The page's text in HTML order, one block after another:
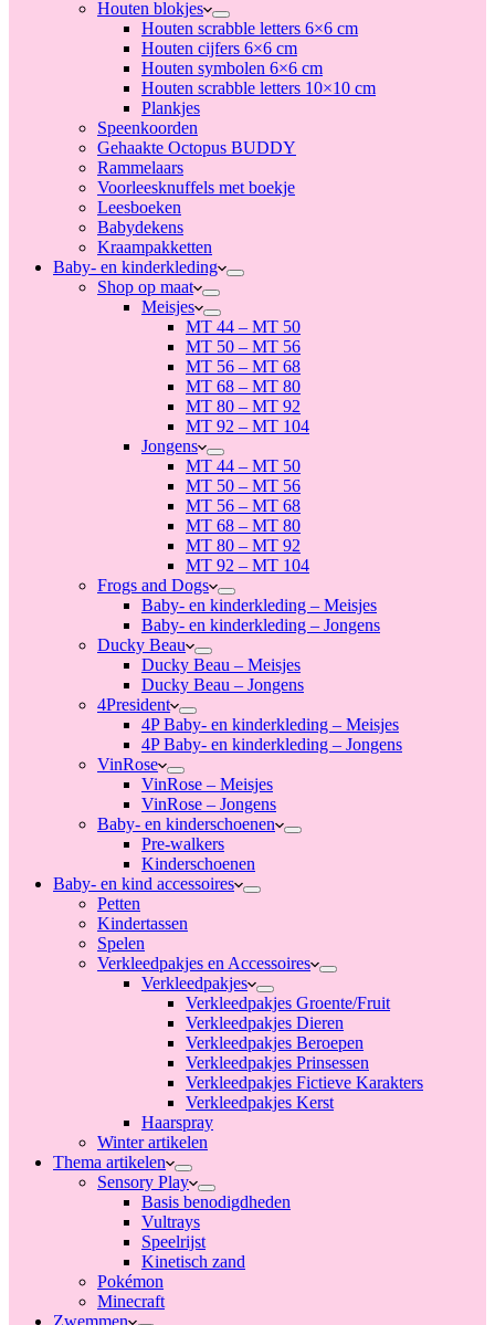
Houten blokjes
Houten scrabble letters 6×6 cm
Houten cijfers 6×6 cm
Houten symbolen 6×6 cm
Houten scrabble letters 10×10 cm
Plankjes
Speenkoorden
Gehaakte Octopus BUDDY
Rammelaars
Voorleesknuffels met boekje
Leesboeken
Babydekens
Kraampakketten
Baby- en kinderkleding
Shop op maat
Meisjes
MT 44 – MT 50
MT 50 – MT 56
MT 56 – MT 68
MT 68 – MT 80
MT 80 – MT 92
MT 92 – MT 104
Jongens
MT 44 – MT 50
MT 50 – MT 56
MT 56 – MT 68
MT 68 – MT 80
MT 80 – MT 92
MT 92 – MT 104
Frogs and Dogs
Baby- en kinderkleding – Meisjes
Baby- en kinderkleding – Jongens
Ducky Beau
Ducky Beau – Meisjes
Ducky Beau – Jongens
4President
4P Baby- en kinderkleding – Meisjes
4P Baby- en kinderkleding – Jongens
VinRose
VinRose – Meisjes
VinRose – Jongens
Baby- en kinderschoenen
Pre-walkers
Kinderschoenen
Baby- en kind accessoires
Petten
Kindertassen
Spelen
Verkleedpakjes en Accessoires
Verkleedpakjes
Verkleedpakjes Groente/Fruit
Verkleedpakjes Dieren
Verkleedpakjes Beroepen
Verkleedpakjes Prinsessen
Verkleedpakjes Fictieve Karakters
Verkleedpakjes Kerst
Haarspray
Winter artikelen
Thema artikelen
Sensory Play
Basis benodigdheden
Vultrays
Speelrijst
Kinetisch zand
Pokémon
Minecraft
Zwemmen